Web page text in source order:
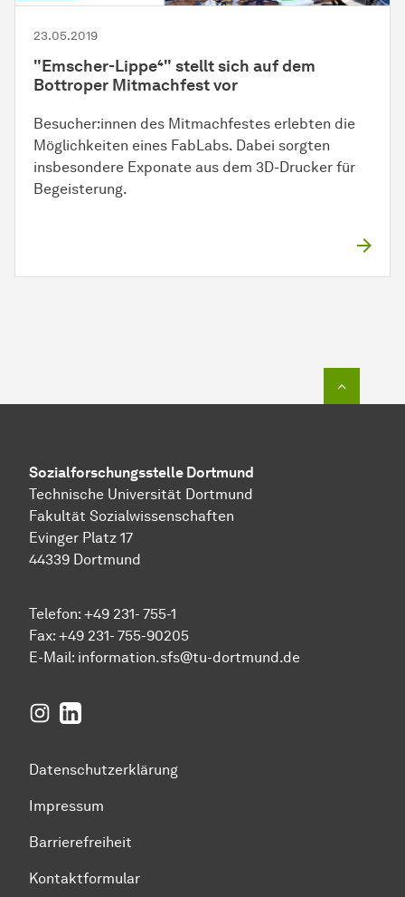
23.05.2019
"Emscher-Lippe⁴" stellt sich auf dem
Bottroper Mitmachfest vor
Besucher:innen des Mitmachfestes erlebten die
Möglichkeiten eines FabLabs. Dabei sorgten
insbesondere Exponate aus dem 3D-Drucker für
Begeisterung.
Sozial­forschungs­stelle Dortmund
Technische Universität Dortmund
Fakultät Sozialwissenschaften
Evinger Platz 17
44339 Dortmund
Telefon: +49 231- 755-1
Fax: +49 231- 755-90205
E-Mail: information.sfs@tu-dortmund.de
Instagram
LinkedIn
Datenschutzerklärung
Impressum
Barrierefreiheit
Kontaktformular